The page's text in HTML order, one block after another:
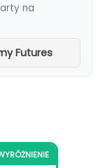
na
Futures